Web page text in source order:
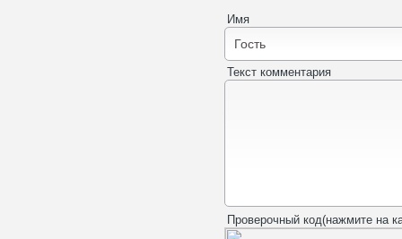
Имя
Текст комментария
Проверочный код(нажмите на